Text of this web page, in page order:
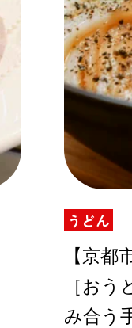
誠
紹
うどん
【京
［お
み合う